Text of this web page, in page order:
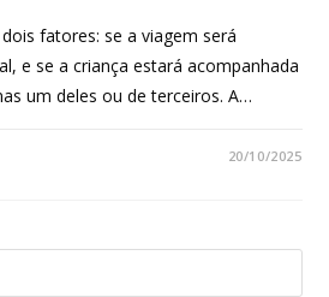
fatores: se a viagem será
e se a criança estará acompanhada
um deles ou de terceiros. A…
20/10/2025